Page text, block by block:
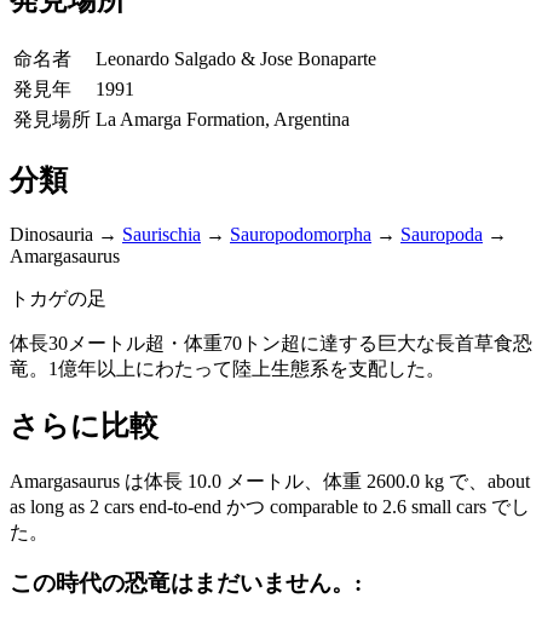
命名者
Leonardo Salgado & Jose Bonaparte
発見年
1991
発見場所 La Amarga Formation, Argentina
分類
Dinosauria → Saurischia → Sauropodomorpha → Sauropoda →
Amargasaurus
トカゲの足
体長30メートル超・体重70トン超に達する巨大な長首草食恐
竜。1億年以上にわたって陸上生態系を支配した。
さらに比較
Amargasaurus は体長 10.0 メートル、体重 2600.0 kg で、about
as long as 2 cars end-to-end かつ comparable to 2.6 small cars でし
た。
この時代の恐竜はまだいません。: